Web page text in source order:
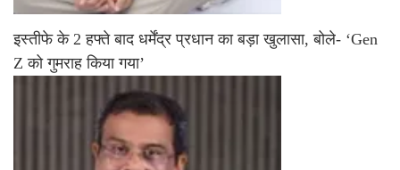
इस्तीफे के 2 हफ्ते बाद धर्मेंद्र प्रधान का बड़ा खुलासा, बोले- ‘Gen
Z को गुमराह किया गया’